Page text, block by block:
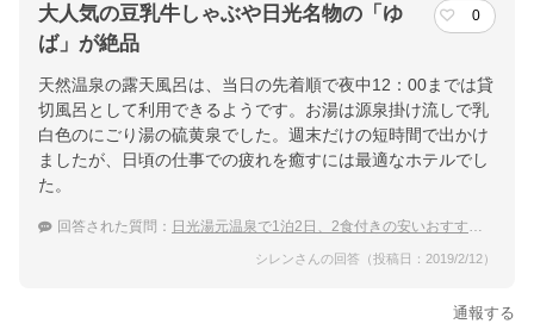
大人気の豆乳牛しゃぶや日光名物の「ゆ
ば」が絶品
0
天然温泉の露天風呂は、当日の先着順で夜中12：00までは貸
切風呂として利用できるようです。お湯は源泉掛け流しで乳
白色のにごり湯の硫黄泉でした。週末だけの短時間で出かけ
ましたが、日頃の仕事での疲れを癒すには最適なホテルでし
た。
回答された質問： 日光湯元温泉で1泊2日、2食付きの安いおすすめの宿があれば教えてください。
シレンさんの回答（投稿日：2019/2/12）
通報する